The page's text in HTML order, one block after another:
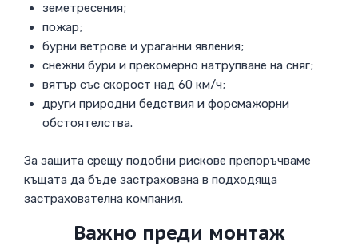
земетресения;
пожар;
бурни ветрове и ураганни явления;
снежни бури и прекомерно натрупване на сняг;
вятър със скорост над 60 км/ч;
други природни бедствия и форсмажорни
обстоятелства.
За защита срещу подобни рискове препоръчваме
къщата да бъде застрахована в подходяща
застрахователна компания.
Важно преди монтаж